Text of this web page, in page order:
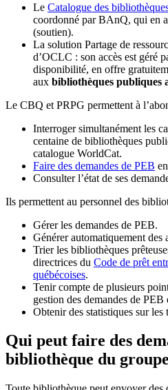
Le Catalogue des
coordonné par BAnQ, qui en
(soutien).
La solution Partage de
d’OCLC : son accès est géré
disponibilité, en offre
aux bibliothèques publiques
Le CBQ et PRPG permettent à
Interroger simultanément les
centaine de bibliothèques
catalogue WorldCat.
Faire des demandes de PEB
Consulter l’état de ses
Ils permettent au personnel des
Gérer les demandes de PEB.
Générer automatiquement des
Trier les bibliothèques
directrices du Code de prêt
québécoises.
Tenir compte de plusieurs
gestion des demandes de PEB
Obtenir des statistiques sur les
Qui peut faire des
bibliothèque du